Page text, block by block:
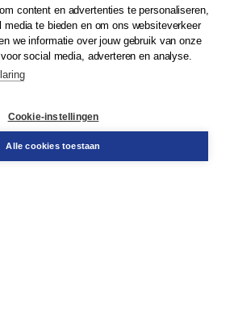
uitgevers
content en advertenties te personaliseren,
te bieden en om ons websiteverkeer
we informatie over jouw gebruik van onze
social media, adverteren en analyse.
Cookie-instellingen
Alle cookies toestaan